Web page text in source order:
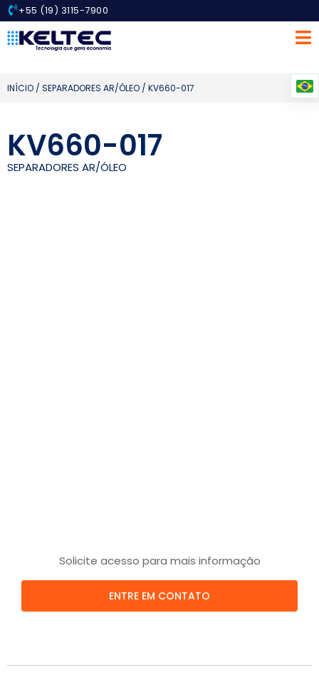
+55 (19) 3115-7900
INÍCIO / SEPARADORES AR/ÓLEO / KV660-017
KV660-017
SEPARADORES AR/ÓLEO
Solicite acesso para mais informação
ENTRE EM CONTATO